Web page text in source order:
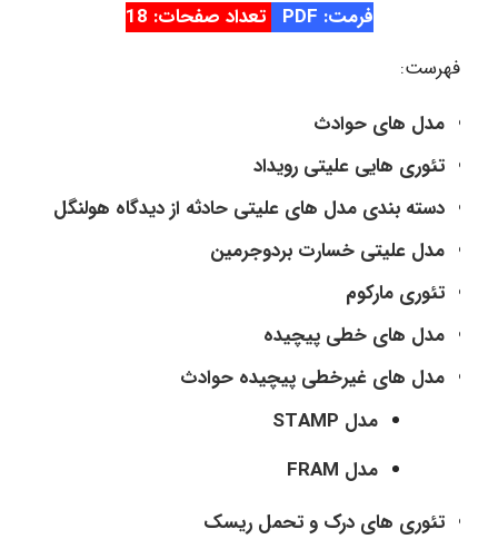
فرمت: PDF
تعداد صفحات: 18
فهرست:
مدل های حوادث
تئوری هایی علیتی رویداد
دسته بندی مدل های علیتی حادثه از دیدگاه هولنگل
مدل علیتی خسارت بردوجرمین
تئوری مارکوم
مدل های خطی پیچیده
مدل های غیرخطی پیچیده حوادث
مدل STAMP
مدل FRAM
تئوری های درک و تحمل ریسک